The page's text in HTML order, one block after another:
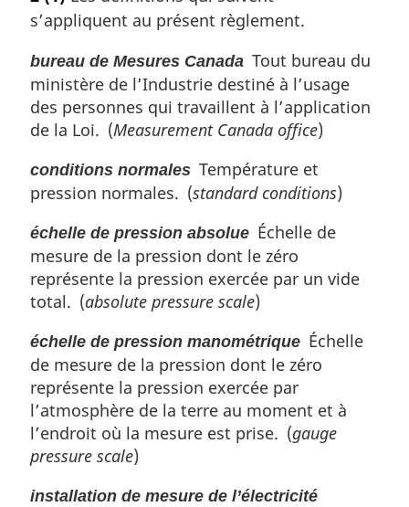
s’appliquent au présent règlement.
bureau de Mesures Canada Tout bureau du
ministère de l’Industrie destiné à l’usage
des personnes qui travaillent à l’application
de la Loi. (Measurement Canada office)
conditions normales Température et
pression normales. (standard conditions)
échelle de pression absolue Échelle de
mesure de la pression dont le zéro
représente la pression exercée par un vide
total. (absolute pressure scale)
échelle de pression manométrique Échelle
de mesure de la pression dont le zéro
représente la pression exercée par
l’atmosphère de la terre au moment et à
l’endroit où la mesure est prise. (gauge
pressure scale)
installation de mesure de l’électricité